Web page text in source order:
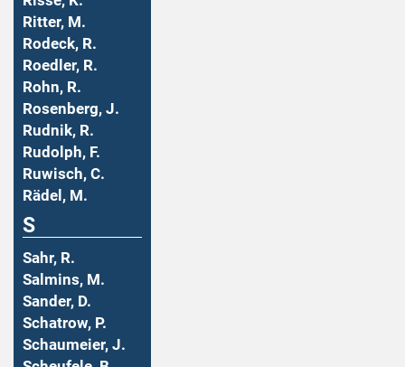
Ritter, M.
Rodeck, R.
Roedler, R.
Rohn, R.
Rosenberg, J.
Rudnik, R.
Rudolph, F.
Ruwisch, C.
Rädel, M.
S
Sahr, R.
Salmins, M.
Sander, D.
Schatrow, P.
Schaumeier, J.